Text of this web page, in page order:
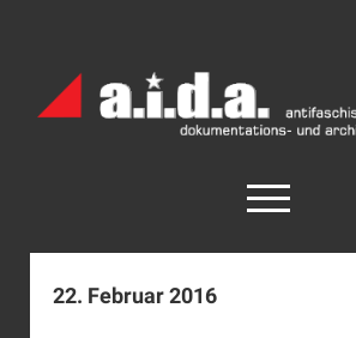
Archiv
München
open
menu
facebook
rss info@aida-
22. Februar 2016